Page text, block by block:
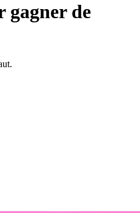
gagner de